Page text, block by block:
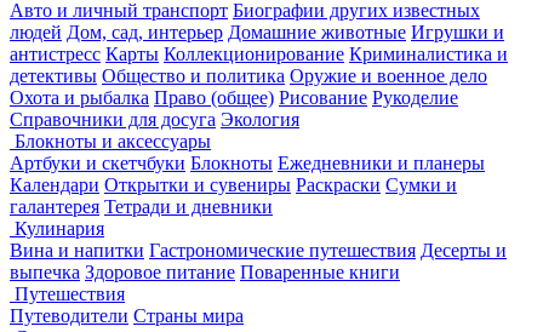
Авто и личный транспорт Биографии других известных
людей Дом, сад, интерьер Домашние животные Игрушки и
антистресс Карты Коллекционирование Криминалистика и
детективы Общество и политика Оружие и военное дело
Охота и рыбалка Право (общее) Рисование Рукоделие
Справочники для досуга Экология
Блокноты и аксессуары
Артбуки и скетчбуки Блокноты Ежедневники и планеры
Календари Открытки и сувениры Раскраски Сумки и
галантерея Тетради и дневники
Кулинария
Вина и напитки Гастрономические путешествия Десерты и
выпечка Здоровое питание Поваренные книги
Путешествия
Путеводители Страны мира